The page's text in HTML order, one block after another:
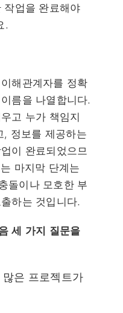
작업을 완료해야
.
해관계자를 정확
름을 나열합니다.
고 누가 책임지
, 정보를 제공하는
이 완료되었으므
마지막 단계는
돌이나 모호한 부
하는 것입니다.
세 가지 질문을
은 프로젝트가